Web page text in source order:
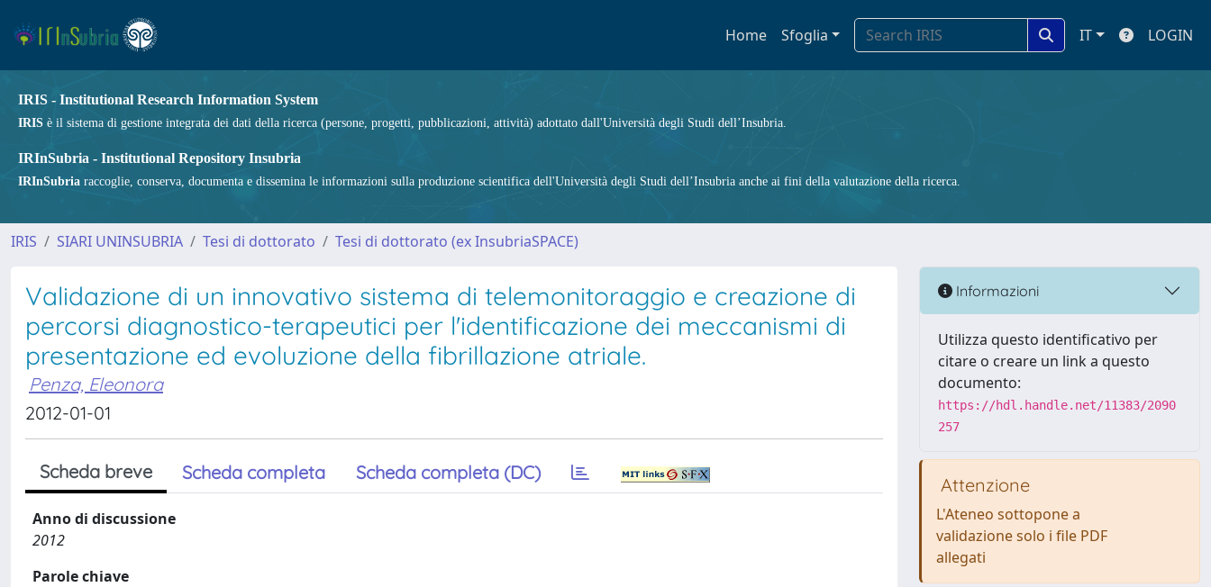
Home Sfoglia IT LOGIN
IRIS - Institutional Research Information System
IRIS è il sistema di gestione integrata dei dati della ricerca (persone, progetti, pubblicazioni, attività) adottato dall'Università degli Studi dell’Insubria.
IRInSubria - Institutional Repository Insubria
IRInSubria raccoglie, conserva, documenta e dissemina le informazioni sulla produzione scientifica dell'Università degli Studi dell’Insubria anche ai fini della valutazione della ricerca.
IRIS SIARI UNINSUBRIA Tesi di dottorato Tesi di dottorato (ex InsubriaSPACE)
Validazione di un innovativo sistema di telemonitoraggio e creazione di
percorsi diagnostico-terapeutici per l'identificazione dei meccanismi di
presentazione ed evoluzione della fibrillazione atriale.
Penza, Eleonora
2012-01-01
Scheda breve Scheda completa Scheda completa (DC)
Anno di discussione
2012
Parole chiave
Informazioni
Utilizza questo identificativo per
citare o creare un link a questo
documento:
https://hdl.handle.net/11383/2090
257
Attenzione
L'Ateneo sottopone a
validazione solo i file PDF
allegati